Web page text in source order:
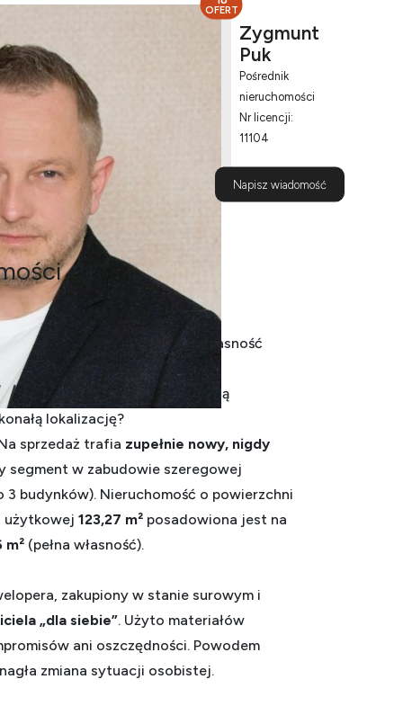
Zygmunt
Puk
Pośrednik
nieruchomości
Nr licencji:
11104
608 365
207
Napisz wiadomość
OFERT
Tychy, ul. Wąska – pełna własność
nowoczesny design, maksymalną
lokalizację?
sprzedaż trafia zupełnie nowy, nigdy
segment w zabudowie szeregowej
3 budynków). Nieruchomość o powierzchni
użytkowej 123,27 m² posadowiona jest na
m² (pełna własność).
zakupiony w stanie surowym i
„dla siebie”. Użyto materiałów
ani oszczędności. Powodem
zmiana sytuacji osobistej.